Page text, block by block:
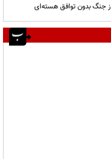
از جنگ بدون توافق هسته‌ای